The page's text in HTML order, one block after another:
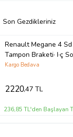
Son Gezdikleriniz
Renault Megane 4
Tampon Braketi· I·ç
Takılan Üst) (Tyg)
Kargo Bedava
2220,47 TL
236,85 TL'den Başlayan